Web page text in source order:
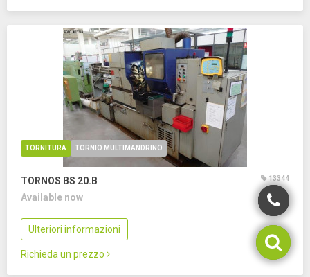
TORNITURA TORNIO MULTIMANDRINO
TORNOS BS 20.B 13344
Available now
Ulteriori informazioni
Richieda un prezzo